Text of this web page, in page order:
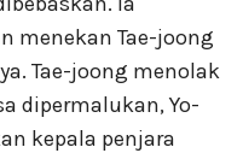
menekan Tae-joong
Tae-joong menolak
dipermalukan, Yo-
kepala penjara